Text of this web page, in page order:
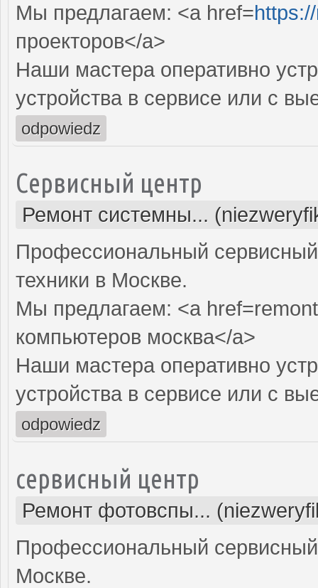
Мы предлагаем: <a href=
проекторов</a>
Наши мастера оперативно
устройства в сервисе или с
odpowiedz
Сервисный центр
Ремонт системны...
Профессиональный
техники в Москве.
Мы предлагаем: <a
компьютеров москва</a>
Наши мастера оперативно
устройства в сервисе или с
odpowiedz
сервисный центр
Ремонт фотовспы...
Профессиональный
Москве.